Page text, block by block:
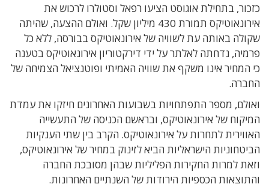
כזכור, בתחילת אוגוסט הציעו רפאל וסטולרו לרכוש את
אירונאוטיקס תמורת 430 מיליון שקל. ואולם ההצעה, שהיתה
שקולה באותה עת לשוויה של אירונאוטיקס בבורסה, ללא כל
פרמיה, נדחתה לאלתר על ידי דירקטוריון אירונאוטיקס בטענה
כי המחיר אינו משקף את שוויה האמיתי ופוטנציאל הצמיחה של
החברה.
ואולם, מספר התפתחויות בשבועות האחרונים חיזקו את עמדת
המיקוח של אירונאוטיקס, ובראשם הכניסה של התעשייה
האווירית לתחרות על אירונאוטיקס. הקרב בין שתי הענקיות
הביטחוניות הישראליות הביא לזינוק במחיר של אירונאוטיקס,
וזאת למרות החקירות הפליליות שבהן מסובכת החברה
והתוצאות הכספיות הירודות של השנתיים האחרונות.